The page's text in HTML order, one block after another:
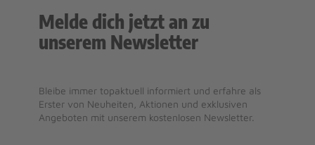
Melde dich jetzt an zu
unserem Newsletter
Bleibe immer topaktuell informiert und erfahre als
Erster von Neuheiten, Aktionen und exklusiven
Angeboten mit unserem kostenlosen Newsletter.